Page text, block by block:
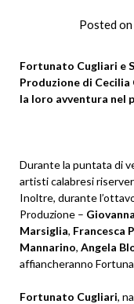
Posted on
Fortunato Cugliari e
Produzione di Cecilia
la loro avventura nel
Durante la puntata di
artisti calabresi
Inoltre, durante
Produzione –
Marsiglia, Francesca
Mannarino, Angela
affiancheranno
Fortunato Cugliari,